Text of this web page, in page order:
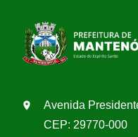
Avenida
CEP: 29770-000